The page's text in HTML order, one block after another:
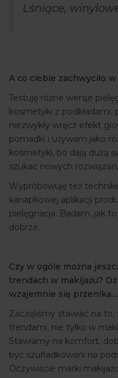
Lśniące,
A co ciebie zachwyciło
Testuję różne wersje
kosmetyki z podkładami,
niezwykły wręcz efekt
pomadki i używam jako
kosmetyki, bo dają dużą
szukać nowych
Wypróbowuję też
kanapkowej aplikacji
pielęgnacja. Badam, jak
dobrze.
Czy w ogóle można
trendach w makijażu?
wzajemnie się przenika…
Zaczęliśmy stawiać na to,
trendami, nie tylko w
Stawiamy na komfort,
być szufladkowani na
Oczywiście marki